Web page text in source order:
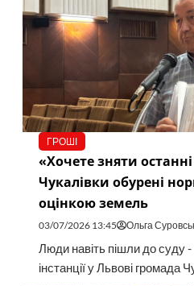
ГРОШІ
«Хочете зняти
Чукалівки обурені
оцінкою земель
03/07/2026 13:45 Ольга
Люди навіть пішли до суду
інстанції у Львові громада